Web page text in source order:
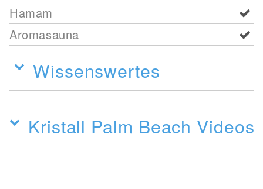
Hamam
Aromasauna
Wissenswertes
Kristall Palm Beach Videos